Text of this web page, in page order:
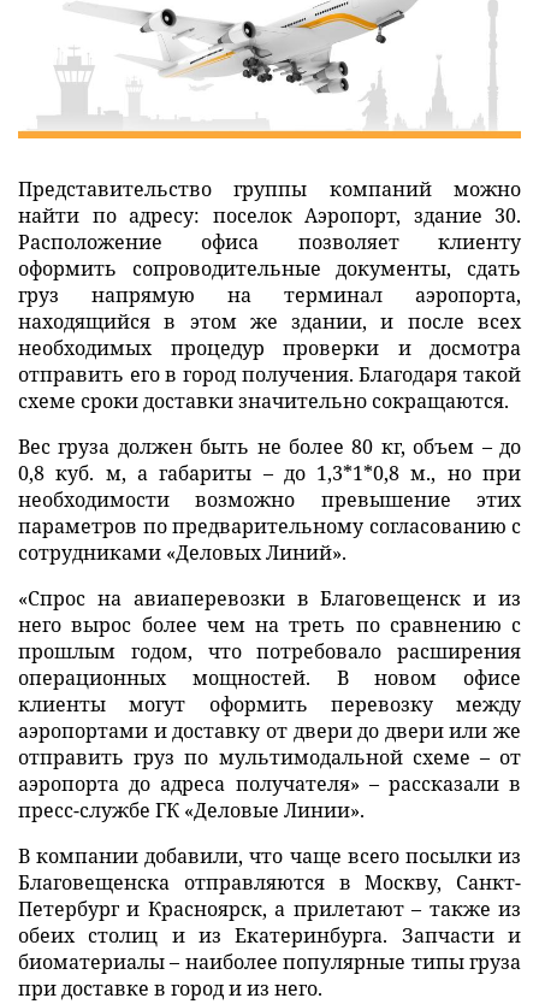
Представительство группы компаний можно
найти по адресу: поселок Аэропорт, здание 30.
Расположение офиса позволяет клиенту
оформить сопроводительные документы, сдать
груз напрямую на терминал аэропорта,
находящийся в этом же здании, и после всех
необходимых процедур проверки и досмотра
отправить его в город получения. Благодаря такой
схеме сроки доставки значительно сокращаются.
Вес груза должен быть не более 80 кг, объем – до
0,8 куб. м, а габариты – до 1,3*1*0,8 м., но при
необходимости возможно превышение этих
параметров по предварительному согласованию с
сотрудниками «Деловых Линий».
«Спрос на авиаперевозки в Благовещенск и из
него вырос более чем на треть по сравнению с
прошлым годом, что потребовало расширения
операционных мощностей. В новом офисе
клиенты могут оформить перевозку между
аэропортами и доставку от двери до двери или же
отправить груз по мультимодальной схеме – от
аэропорта до адреса получателя» – рассказали в
пресс-службе ГК «Деловые Линии».
В компании добавили, что чаще всего посылки из
Благовещенска отправляются в Москву, Санкт-
Петербург и Красноярск, а прилетают – также из
обеих столиц и из Екатеринбурга. Запчасти и
биоматериалы – наиболее популярные типы груза
при доставке в город и из него.